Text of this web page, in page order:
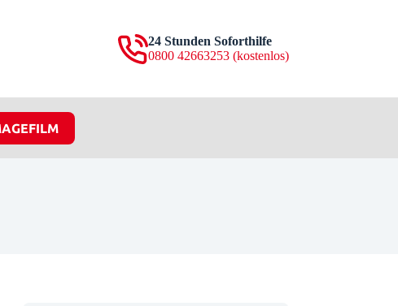
24 Stunden Soforthilfe
0800 42663253 (kostenlos)